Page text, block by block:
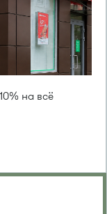
на всё